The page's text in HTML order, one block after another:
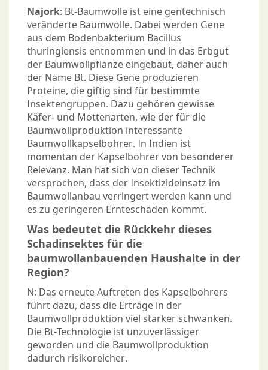
Najork: Bt-Baumwolle ist eine gentechnisch
veränderte Baumwolle. Dabei werden Gene
aus dem Bodenbakterium Bacillus
thuringiensis entnommen und in das Erbgut
der Baumwollpflanze eingebaut, daher auch
der Name Bt. Diese Gene produzieren
Proteine, die giftig sind für bestimmte
Insektengruppen. Dazu gehören gewisse
Käfer- und Mottenarten, wie der für die
Baumwollproduktion interessante
Baumwollkapselbohrer. In Indien ist
momentan der Kapselbohrer von besonderer
Relevanz. Man hat sich von dieser Technik
versprochen, dass der Insektizideinsatz im
Baumwollanbau verringert werden kann und
es zu geringeren Ernteschäden kommt.
Was bedeutet die Rückkehr dieses
Schadinsektes für die
baumwollanbauenden Haushalte in der
Region?
N: Das erneute Auftreten des Kapselbohrers
führt dazu, dass die Erträge in der
Baumwollproduktion viel stärker schwanken.
Die Bt-Technologie ist unzuverlässiger
geworden und die Baumwollproduktion
dadurch risikoreicher.